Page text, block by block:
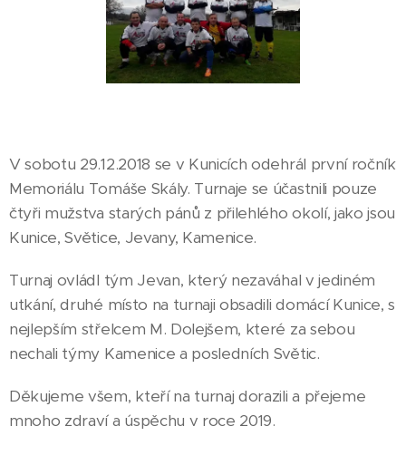
V sobotu 29.12.2018 se v Kunicích odehrál první ročník
Memoriálu Tomáše Skály. Turnaje se účastnili pouze
čtyři mužstva starých pánů z přilehlého okolí, jako jsou
Kunice, Světice, Jevany, Kamenice.
Turnaj ovládl tým Jevan, který nezaváhal v jediném
utkání, druhé místo na turnaji obsadili domácí Kunice, s
nejlepším střelcem M. Dolejšem, které za sebou
nechali týmy Kamenice a posledních Světic.
Děkujeme všem, kteří na turnaj dorazili a přejeme
mnoho zdraví a úspěchu v roce 2019.